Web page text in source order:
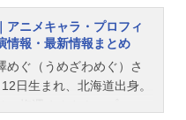
アニメキャラ・プロフィ
情報・最新情報まとめ
めぐ（うめざわめぐ）さ
日生まれ、北海道出身。